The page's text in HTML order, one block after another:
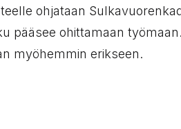
ohjataan
pääsee ohittamaan
myöhemmin erikseen.